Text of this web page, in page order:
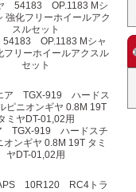
OP.1183 Mシャ
フリーホイールアクスル
セット
TGX-919 ハードスチ
オンギヤ 0.8M 19T タミ
ヤDT-01,02用